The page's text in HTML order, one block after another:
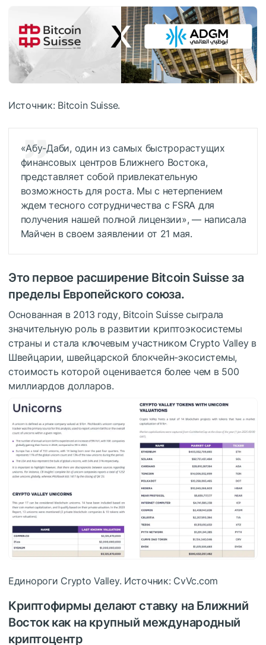
Источник: Bitcoin Suisse.
«Абу-Даби, один из самых быстрорастущих
финансовых центров Ближнего Востока,
представляет собой привлекательную
возможность для роста. Мы с нетерпением
ждем тесного сотрудничества с FSRA для
получения нашей полной лицензии», — написала
Майчен в своем заявлении от 21 мая.
Это первое расширение Bitcoin Suisse за
пределы Европейского союза.
Основанная в 2013 году, Bitcoin Suisse сыграла
значительную роль в развитии криптоэкосистемы
страны и стала ключевым участником Crypto Valley в
Швейцарии, швейцарской блокчейн-экосистемы,
стоимость которой оценивается более чем в 500
миллиардов долларов.
Единороги Crypto Valley. Источник: CvVc.com
Криптофирмы делают ставку на Ближний
Восток как на крупный международный
криптоцентр